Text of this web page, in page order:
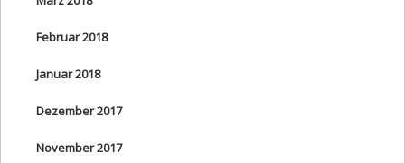
Februar 2018
Januar 2018
Dezember 2017
November 2017